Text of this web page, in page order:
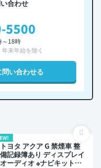
合わせ
5500
～18時
末年始を除く
い合わせる
トヨタ アクア G 禁煙車 整
備記録簿あり ディスプレイ
オーディオ ※ナビキットあ